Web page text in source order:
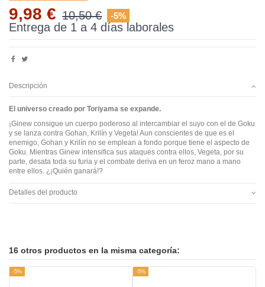
9,98 € 10,50 € -5%
Entrega de 1 a 4 días laborales
Descripción
El universo creado por Toriyama se expande.
¡Ginew consigue un cuerpo poderoso al intercambiar el suyo con el de Goku
y se lanza contra Gohan, Krilín y Vegeta! Aun conscientes de que es el
enemigo, Gohan y Krilín no se emplean a fondo porque tiene el aspecto de
Goku. Mientras Ginew intensifica sus ataques contra ellos, Vegeta, por su
parte, desata toda su furia y el combate deriva en un feroz mano a mano
entre ellos. ¿¡Quién ganará!?
Detalles del producto
16 otros productos en la misma categoría:
-5% -5%